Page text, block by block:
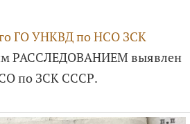
ГО УНКВД по НСО ЗСК
РАССЛЕДОВАНИЕМ выявлен
по ЗСК СССР.